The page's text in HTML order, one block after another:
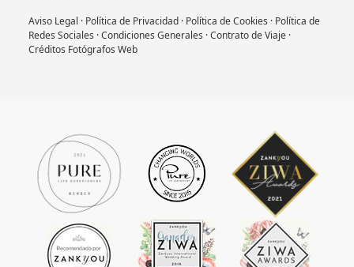
Aviso Legal · Política de Privacidad· Política de Cookies · Política de
Redes Sociales ·Condiciones Generales ·Contrato de Viaje·
Créditos Fotógrafos Web